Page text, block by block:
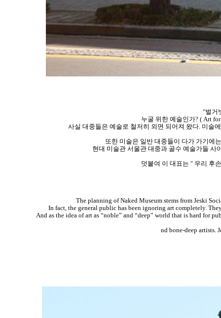
"벌거
누굴 위한 예술인가? ( Art
사실 대중들은 예술로 철저히 외면 되어져 왔다. 미술
또한 미술은 일반 대중들이 다가 가기에
현대 미술관 서울관 대중과 골수 예술가들
덧붙여 이 대표는 " 우리 후
The planning of Naked Museum stems from Jeski
In fact, the general public has been ignoring art completely.
And as the idea of art as “noble” and “deep” world that is hard for
nd bone-deep artists.